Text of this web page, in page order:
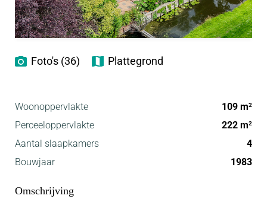
Foto's (36) Plattegrond
Woonoppervlakte 109 m2
Perceeloppervlakte 222 m2
Aantal slaapkamers
4
Bouwjaar
1983
Omschrijving